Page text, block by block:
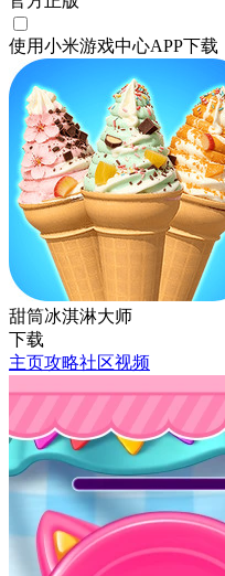
使用小米游戏中心APP下载
甜筒冰淇淋大师
下载
主页攻略社区视频